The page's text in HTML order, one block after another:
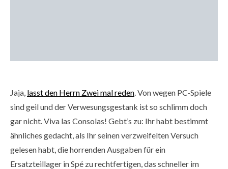
Jaja, lasst den Herrn Zwei mal reden. Von wegen PC-Spiele
sind geil und der Verwesungsgestank ist so schlimm doch
gar nicht. Viva las Consolas! Gebt’s zu: Ihr habt bestimmt
ähnliches gedacht, als Ihr seinen verzweifelten Versuch
gelesen habt, die horrenden Ausgaben für ein
Ersatzteillager in Spé zu rechtfertigen, das schneller im